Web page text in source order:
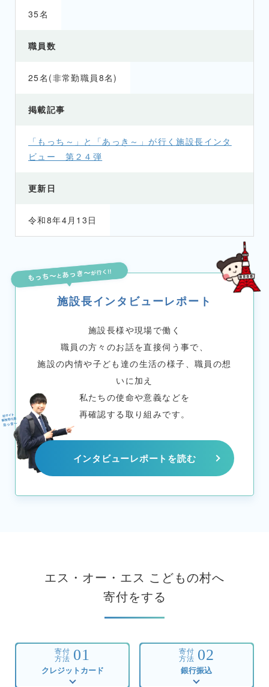
35名
職員数
25名(非常勤職員8名)
掲載記事
「もっち～」と「あっき～」が行く施設長インタ
ビュー 第２４弾
更新日
令和8年4月13日
施設長インタビューレポート
施設長様や現場で働く
職員の方々のお話を直接伺う事で、
施設の内情や子ども達の生活の様子、職員の想
いに加え
私たちの使命や意義などを
再確認する取り組みです。
インタビューレポートを読む
エス・オー・エス こどもの村へ
寄付をする
寄付
方法 01
クレジットカード
寄付
方法 02
銀行振込